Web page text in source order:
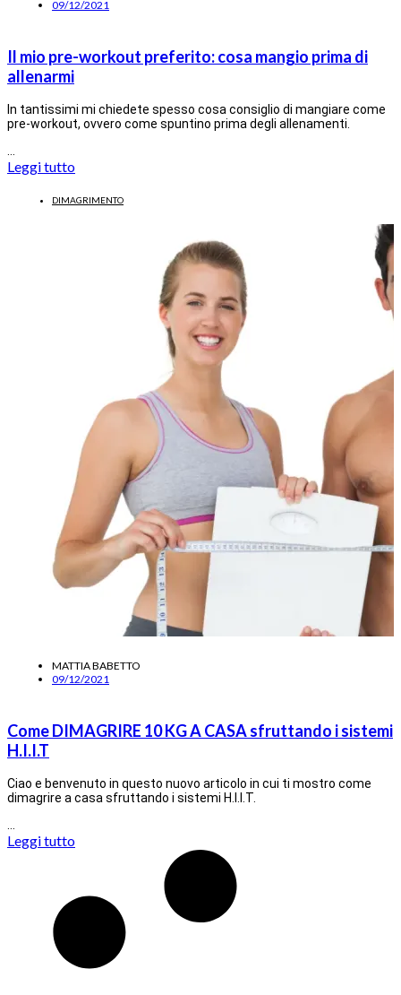
09/12/2021
Il mio pre-workout preferito: cosa mangio prima di
allenarmi
In tantissimi mi chiedete spesso cosa consiglio di mangiare come
pre-workout, ovvero come spuntino prima degli allenamenti.
Leggi tutto
DIMAGRIMENTO
MATTIA BABETTO
09/12/2021
Come DIMAGRIRE 10 KG A CASA sfruttando i sistemi
H.I.I.T
Ciao e benvenuto in questo nuovo articolo in cui ti mostro come
dimagrire a casa sfruttando i sistemi H.I.I.T.
Leggi tutto